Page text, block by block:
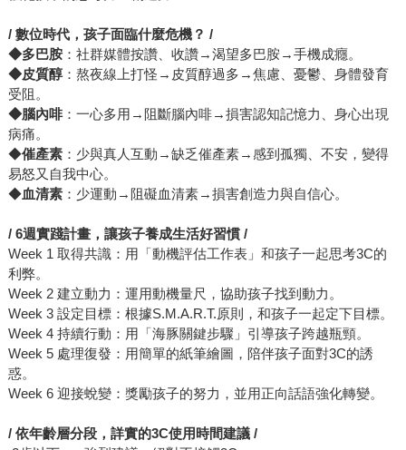
/ 數位時代，孩子面臨什麼危機？ /
◆多巴胺：社群媒體按讚、收讚→渴望多巴胺→手機成癮。
◆皮質醇：熬夜線上打怪→皮質醇過多→焦慮、憂鬱、身體發育
受阻。
◆腦內啡：一心多用→阻斷腦內啡→損害認知記憶力、身心出現
病痛。
◆催產素：少與真人互動→缺乏催產素→感到孤獨、不安，變得
易怒又自我中心。
◆血清素：少運動→阻礙血清素→損害創造力與自信心。
/ 6週實踐計畫，讓孩子養成生活好習慣 /
Week 1 取得共識：用「動機評估工作表」和孩子一起思考3C的
利弊。
Week 2 建立動力：運用動機量尺，協助孩子找到動力。
Week 3 設定目標：根據S.M.A.R.T.原則，和孩子一起定下目標。
Week 4 持續行動：用「海豚關鍵步驟」引導孩子跨越瓶頸。
Week 5 處理復發：用簡單的紙筆繪圖，陪伴孩子面對3C的誘
惑。
Week 6 迎接蛻變：獎勵孩子的努力，並用正向話語強化轉變。
/ 依年齡層分段，詳實的3C使用時間建議 /